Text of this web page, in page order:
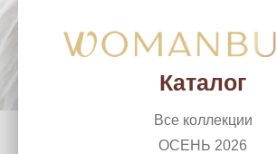
г. Челябинск, Ленина, 50
+7 (351) 266 10 99
Каталог
Все коллекции
ОСЕНЬ 2026